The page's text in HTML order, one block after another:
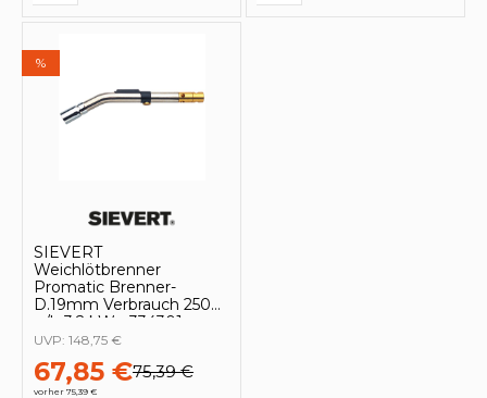
%
SIEVERT
Weichlötbrenner
Promatic Brenner-
D.19mm Verbrauch 250
g/h 3,2 kW - 334301
67,85 €75,39 €
vorher 75,39 €
UVP: 148,75 €